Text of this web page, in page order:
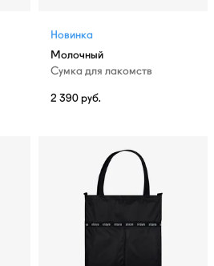
Новинка
Молочный
Сумка для лакомств
2 390 руб.